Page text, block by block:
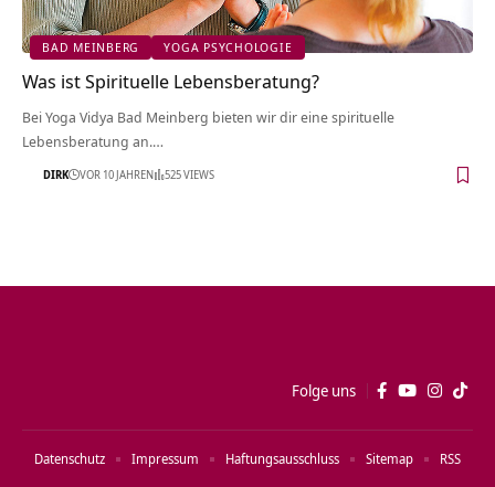
BAD MEINBERG YOGA PSYCHOLOGIE
Was ist Spirituelle Lebensberatung?
Bei Yoga Vidya Bad Meinberg bieten wir dir eine spirituelle
Lebensberatung an.…
DIRK VOR 10 JAHREN 525 VIEWS
Folge uns
Datenschutz Impressum Haftungsausschluss Sitemap RSS